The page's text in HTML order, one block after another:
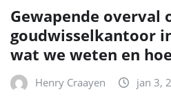
Gewapende overval
goudwisselkantoor
wat we weten en
Henry Craayen jan 3,